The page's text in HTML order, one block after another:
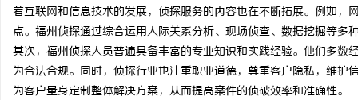
着互联网和信息技术的发展，侦探服务的内容也在不断拓展。例如
点。福州侦探通过综合运用人际关系分析、现场侦查、数据挖掘等多
其次，福州侦探人员普遍具备丰富的专业知识和实践经验。他们多
为合法合规。同时，侦探行业也注重职业道德，尊重客户隐私，维
为客户量身定制整体解决方案，从而提高案件的侦破效率和准确性。